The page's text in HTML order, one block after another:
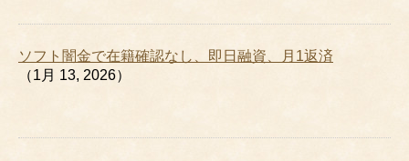
ソフト闇金で在籍確認なし、即日融資、月1返済
（1月 13, 2026）